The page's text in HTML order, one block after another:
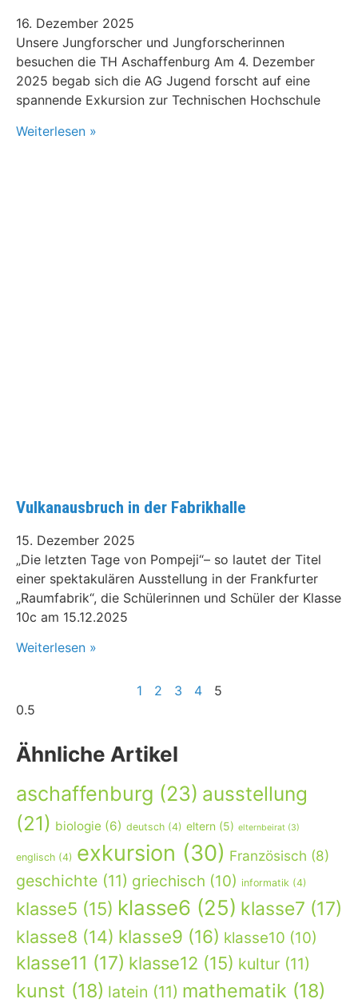
16. Dezember 2025
Unsere Jungforscher und Jungforscherinnen
besuchen die TH Aschaffenburg Am 4. Dezember
2025 begab sich die AG Jugend forscht auf eine
spannende Exkursion zur Technischen Hochschule
Weiterlesen »
Vulkanausbruch in der Fabrikhalle
15. Dezember 2025
„Die letzten Tage von Pompeji“– so lautet der Titel
einer spektakulären Ausstellung in der Frankfurter
„Raumfabrik“, die Schülerinnen und Schüler der Klasse
10c am 15.12.2025
Weiterlesen »
1 2 3 4 5
Ähnliche Artikel
aschaffenburg (23) ausstellung
(21) biologie (6) deutsch (4) eltern (5) elternbeirat (3)
englisch (4) exkursion (30) Französisch (8)
geschichte (11) griechisch (10) informatik (4)
klasse5 (15) klasse6 (25) klasse7 (17)
klasse8 (14) klasse9 (16) klasse10 (10)
klasse11 (17) klasse12 (15) kultur (11)
kunst (18) latein (11) mathematik (18)